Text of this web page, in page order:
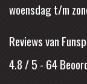
woensdag t/m
Reviews van
4.8 / 5 - 64